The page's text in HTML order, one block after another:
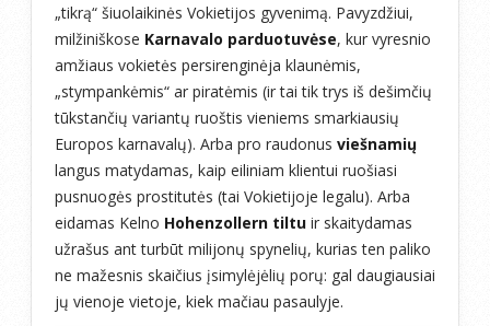
„tikrą“ šiuolaikinės Vokietijos gyvenimą. Pavyzdžiui,
milžiniškose Karnavalo parduotuvėse, kur vyresnio
amžiaus vokietės persirenginėja klaunėmis,
„stympankėmis“ ar piratėmis (ir tai tik trys iš dešimčių
tūkstančių variantų ruoštis vieniems smarkiausių
Europos karnavalų). Arba pro raudonus viešnamių
langus matydamas, kaip eiliniam klientui ruošiasi
pusnuogės prostitutės (tai Vokietijoje legalu). Arba
eidamas Kelno Hohenzollern tiltu ir skaitydamas
užrašus ant turbūt milijonų spynelių, kurias ten paliko
ne mažesnis skaičius įsimylėjėlių porų: gal daugiausiai
jų vienoje vietoje, kiek mačiau pasaulyje.